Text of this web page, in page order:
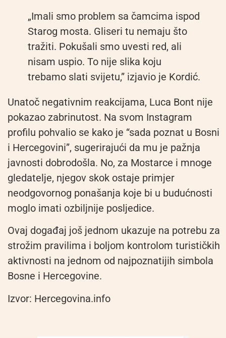
„Imali smo problem sa čamcima ispod
Starog mosta. Gliseri tu nemaju što
tražiti. Pokušali smo uvesti red, ali
nisam uspio. To nije slika koju
trebamo slati svijetu,” izjavio je Kordić.
Unatoč negativnim reakcijama, Luca Bont nije
pokazao zabrinutost. Na svom Instagram
profilu pohvalio se kako je “sada poznat u Bosni
i Hercegovini”, sugerirajući da mu je pažnja
javnosti dobrodošla. No, za Mostarce i mnoge
gledatelje, njegov skok ostaje primjer
neodgovornog ponašanja koje bi u budućnosti
moglo imati ozbiljnije posljedice.
Ovaj događaj još jednom ukazuje na potrebu za
strožim pravilima i boljom kontrolom turističkih
aktivnosti na jednom od najpoznatijih simbola
Bosne i Hercegovine.
Izvor: Hercegovina.info